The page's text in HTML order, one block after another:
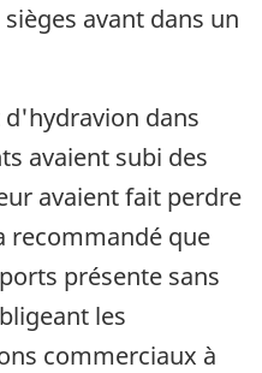
avant dans un
dans
avaient subi des
avaient fait perdre
recommandé que
présente sans
les
commerciaux à